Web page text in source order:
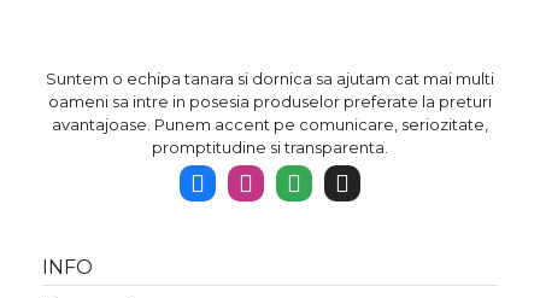
Suntem o echipa tanara si dornica sa ajutam cat mai multi
oameni sa intre in posesia produselor preferate la preturi
avantajoase. Punem accent pe comunicare, seriozitate,
promptitudine si transparenta.
INFO